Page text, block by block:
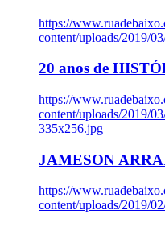
https://
content/uploads/2019/
20 anos de
https://
content/uploads/2019/
335x256.jpg
JAMESON
https://
content/uploads/2019/